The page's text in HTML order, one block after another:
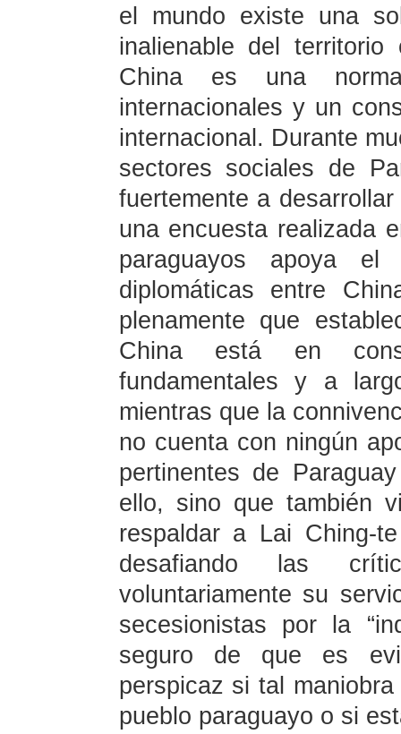
el mundo existe una
inalienable del
China es una
internacionales y un
internacional. Durante
sectores sociales de
fuertemente a
una encuesta realizada
paraguayos apoya el
diplomáticas entre
plenamente que
China está en
fundamentales y a
mientras que la
no cuenta con ningún
pertinentes de
ello, sino que también
respaldar a Lai Ching-
desafiando las
voluntariamente su
secesionistas por la
seguro de que es
perspicaz si tal
pueblo paraguayo o si